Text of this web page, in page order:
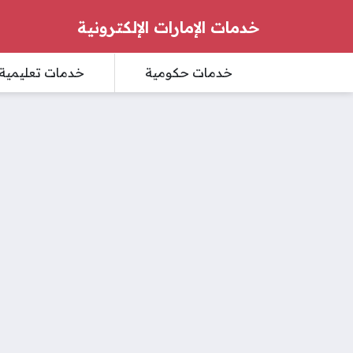
خدمات الإمارات الإلكترونية
خدمات حكومية خدمات تعليمية